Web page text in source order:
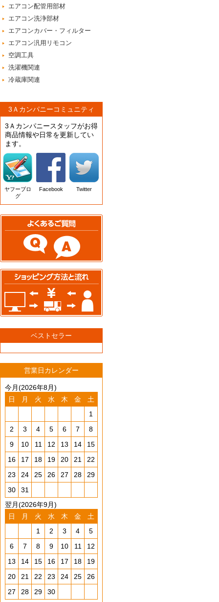
エアコン配管用部材
エアコン洗浄部材
エアコンカバー・フィルター
エアコン汎用リモコン
空調工具
洗濯機関連
冷蔵庫関連
3Ａカンパニーコミュニティ
3Ａカンパニースタッフがお得
商品情報や日常を更新してい
ます。
ヤフーブロ
グ
Facebook Twitter
ベストセラー
営業日カレンダー
今月(2026年8月)
日
月 火 水 木 金
土
1
2
3 4 5 6 7
8
9
10 11 12 13 14
15
16
17 18 19 20 21
22
23
24 25 26 27 28
29
30
31
翌月(2026年9月)
日
月 火 水 木 金
土
1
2 3 4
5
6
7 8 9 10 11
12
13
14 15 16 17 18
19
20
21 22 23 24 25
26
27
28 29
30